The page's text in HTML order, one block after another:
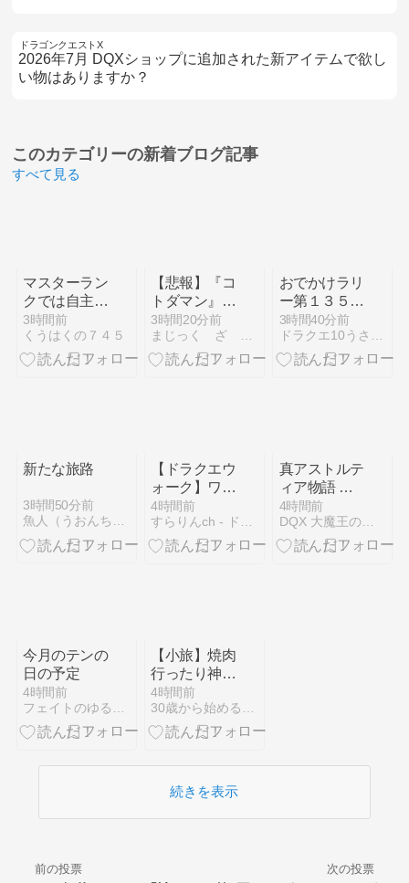
ドラゴンクエストX
2026年7月 DQXショップに追加された新アイテムで欲し
い物はありますか？
このカテゴリーの新着ブログ記事
すべて見る
マスターラン
クでは自主的
に狩猟制限を
しないと疲れ
てきちゃうか
２０】
3時間前
くうはくの７４５
【悲報】『コ
トダマン』超
絶悲運。レジ
ェムオン完凸
を目指そうと
散財するなら
ホロドリ用に
タブレット端
末買うべきだ
った……。
3時間20分前
まじっく ざ げーまー
おでかけラリ
ー第１３５楽
章
3時間40分前
ドラクエ10うさぎの独り言
新たな旅路
3時間50分前
魚人（うおんちゅ）日和
【ドラクエウ
ォーク】ワン
パンマンうざ
い
4時間前
真アストルテ
ィア物語 大
エテーネ島の
氏族を統合し
たエテーネ王
4時間前
DQX 大魔王の日常
今月のテンの
日の予定
4時間前
【小旅】焼肉
行ったり神社
行ったりクレ
ーンゲームや
ったり
4時間前
続きを表示
前の投票 次の投票